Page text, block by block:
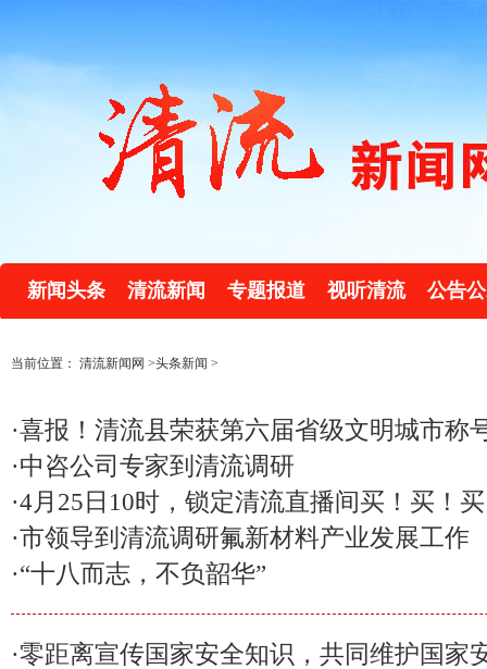
新闻头条 清流新闻 专题报道 视听清流 公告
当前位置： 清流新闻网 >头条新闻 >
·喜报！清流县荣获第六届省级文明城市称
·中咨公司专家到清流调研
·4月25日10时，锁定清流直播间买！买！
·市领导到清流调研氟新材料产业发展工作
·“十八而志，不负韶华”
·零距离宣传国家安全知识，共同维护国家